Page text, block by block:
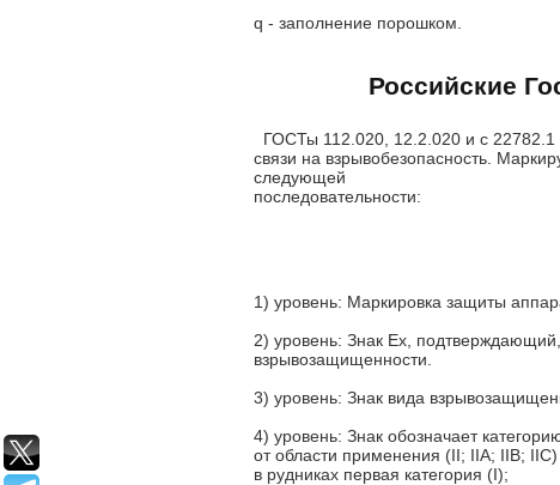
q - заполнение порошком.
Российские
ГОСТы 112.020, 12.2.020 и с
связи на взрывобезопасность.
следующей
последовательности:
1) уровень: Маркировка защиты
2) уровень: Знак Ex,
взрывозащищенности.
3) уровень: Знак вида
4) уровень: Знак обозначает
от области применения (II; IIA; IIB;
в рудниках первая категория (I);